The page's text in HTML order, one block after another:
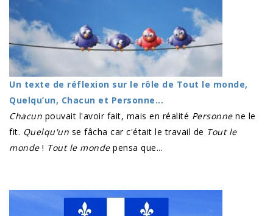
Un texte de réflexion sur le rôle de Tout le monde,
Quelqu’un, Chacun et Personne...
Chacun pouvait l'avoir fait, mais en réalité Personnene le
fit. Quelqu'un se fâcha car c'était le travail de Tout le
monde! Tout le mondepensa que...